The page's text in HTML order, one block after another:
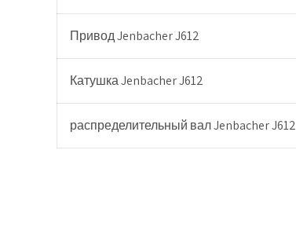
Привод Jenbacher J612
Катушка Jenbacher J612
распределительный вал Jenbacher J612